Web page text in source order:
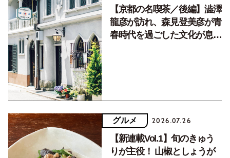
【京都の名喫茶／後編】澁澤
龍彦が訪れ、森見登美彦が青
春時代を過ごした文化が息づ
グルメ 2026.07.26
【新連載Vol.1】旬のきゅう
りが主役！ 山椒としょうが